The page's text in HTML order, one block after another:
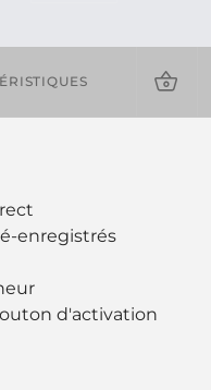
enregistrés
d'activation